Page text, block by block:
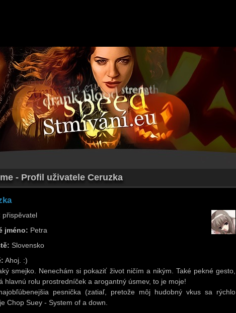
- Profil uživatele Ceruzka
přispěvatel
jméno: Petra
Slovensko
Ahoj. :)
smejko. Nenechám si pokaziť život ničím a nikým. Také pekné gesto,
hlavnú rolu prostredníček a arogantný úsmev, to je moje!
pesnička (zatiaľ, pretože môj hudobný vkus sa rýchlo
Chop Suey - System of a down.